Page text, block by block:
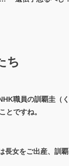
ち
職員の訓覇圭（
とですね。
女をご出産、訓